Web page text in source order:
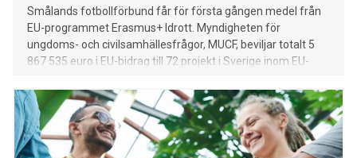
Smålands fotbollförbund får för första gången medel från
EU-programmet Erasmus+ Idrott. Myndigheten för
ungdoms- och civilsamhällesfrågor, MUCF, beviljar totalt 5
867 535 euro i EU-bidrag till 72 projekt i Sverige inom EU-
Smålands fotbollförbund beviljas 21 130 euro för projektet
Mobility for Grassroots Coach Educators – Observation,
Participation and Transfer.